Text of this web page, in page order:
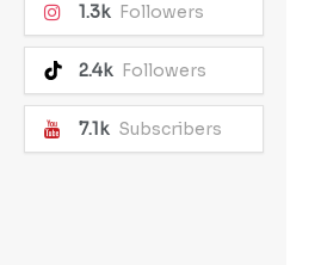
1.3k Followers
2.4k Followers
7.1k Subscribers